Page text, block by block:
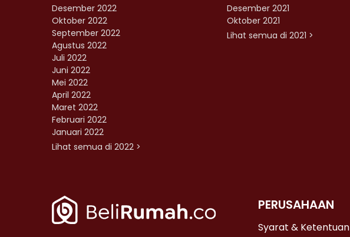
Desember 2022
Oktober 2022
September 2022
Agustus 2022
Juli 2022
Juni 2022
Mei 2022
April 2022
Maret 2022
Februari 2022
Januari 2022
Lihat semua di 2022 >
Desember 2021
Oktober 2021
Lihat semua di 2021 >
PERUSAHAAN
Syarat & Ketentuan